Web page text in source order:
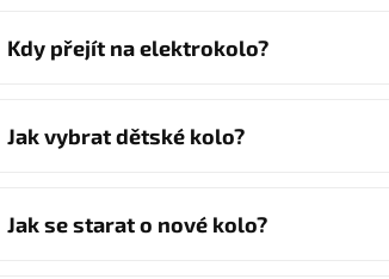
Kdy přejít na elektrokolo?
Jak vybrat dětské kolo?
Jak se starat o nové kolo?